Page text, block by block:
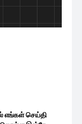
எங்கள் செய்தி